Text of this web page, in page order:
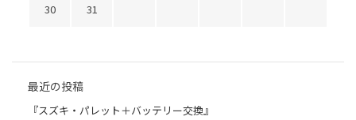
30
31
最近の投稿
『スズキ・パレット＋バッテリー交換』